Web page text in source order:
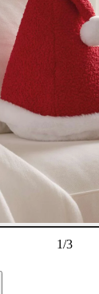
1/3